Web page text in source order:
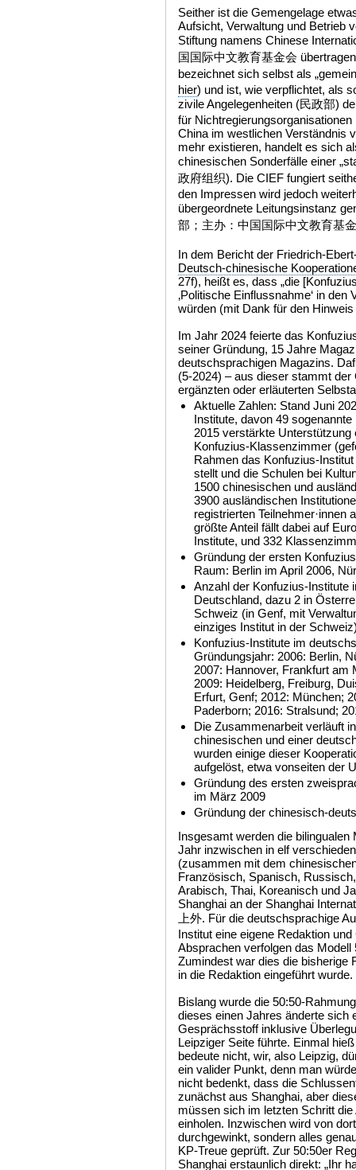
Seither ist die Gemengelage
Aufsicht, Verwaltung und Betrieb
Stiftung namens Chinese
国国际中文教育基金会
bezeichnet sich selbst als
hier) und ist, wie verpflichtet, als
zivile Angelegenheiten (民政部)
für
China im westlichen Verständnis
mehr existieren, handelt es sich
chinesischen Sonderfälle einer
政府组织). Die CIEF fungiert
den Impressen wird jedoch
übergeordnete Leitungsinstanz
部；主办：中国国际中文教育基
In dem Bericht der Friedrich-
Deutsch-chinesische
27f), heißt es, dass „die
‚Politische Einflussnahme‘ in
würden (mit Dank für den
Im Jahr 2024 feierte das
seiner Gründung, 15 Jahre
deutschsprachigen Magazins.
(5-2024) – aus dieser stammt
ergänzten oder erläuterten
Aktuelle Zahlen: Stand Juni
Institute, davon 49
2015 verstärkte Unterstützung
Konfuzius-Klassenzimmer
Rahmen das Konfuzius-
stellt und die Schulen bei
1500 chinesischen und
3900 ausländischen
registrierten Teilnehmer·innen
größte Anteil fällt dabei auf
Institute, und 332
Gründung der ersten
Raum: Berlin im April 2006,
Anzahl der Konfuzius-Institute
Deutschland, dazu 2 in
Schweiz (in Genf, mit
einziges Institut in der
Konfuzius-Institute im
Gründungsjahr: 2006: Berlin,
2007: Hannover, Frankfurt am
2009: Heidelberg, Freiburg,
Erfurt, Genf; 2012: München;
Paderborn; 2016: Stralsund;
Die Zusammenarbeit verläuft
chinesischen und einer
wurden einige dieser
aufgelöst, etwa vonseiten der
Gründung des ersten
im März 2009
Gründung der chinesisch-
Insgesamt werden die
Jahr inzwischen in elf
(zusammen mit dem
Französisch, Spanisch,
Arabisch, Thai, Koreanisch und
Shanghai an der Shanghai
上外. Für die deutschsprachige
Institut eine eigene Redaktion
Absprachen verfolgen das Modell
Zumindest war dies die bisherige
in die Redaktion eingeführt wurde.
Bislang wurde die 50:50-
dieses einen Jahres änderte sich
Gesprächsstoff inklusive
Leipziger Seite führte. Einmal
bedeute nicht, wir, also Leipzig,
ein valider Punkt, denn man
nicht bedenkt, dass die
zunächst aus Shanghai, aber
müssen sich im letzten Schritt
einholen. Inzwischen wird von
durchgewinkt, sondern alles
KP-Treue geprüft. Zur 50:50er
Shanghai erstaunlich direkt: „Ihr